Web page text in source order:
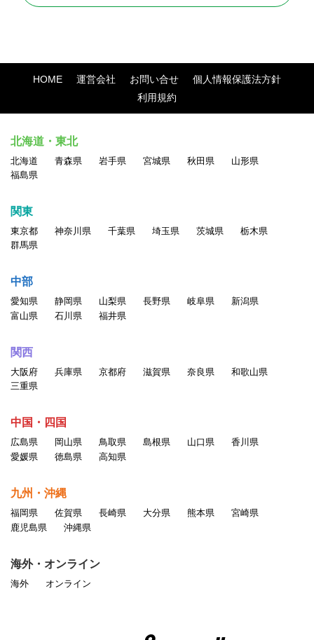
全且つ快適に取引を行って頂くために、以下に定める行為を禁
る行為
・他のユーザのアクセスまたは操作を妨害する行為
・サイト運営またはネットワーク・システムを妨害する行為
権、その他の権利を侵害する行為
・他のユーザに対する中傷、脅迫、いやがらせ、その他経済的
もしくは精神的損害または不利益を与える行為
・ポルノ、ヌード画像、その他一般の方が不快に感ずる画像、
言葉、その他の表現の掲載
・情報を改ざん・消去する行為、または事実に反する情報を送
・自分以外の人物を名乗ったり、代理権がないにもかかわらず
会社などの組織を名乗ったり、または他の人 物や組織と提
携、協力関係にあると偽ったりする行為。
・当サービスに関わる記載について、無断でそのコピー、複
製、アップロード、掲示、伝送、配布等をする行為
・同じアカウントを複数人で利用する行為
・その他公序良俗、一般常識に反する行為、当社が不適切と判
断した行為
めたしかるべき処置をとるものと
します。
●著作権について
作権を保有するものとします。
HOME 運営会社 お問い合せ
個人情報保護法方針
利用規約
北海道・東北
北海道 青森県 岩手県 宮城県 秋田県
山形県
福島県
関東
東京都 神奈川県 千葉県 埼玉県 茨城県
栃木県
群馬県
中部
愛知県 静岡県 山梨県 長野県 岐阜県
新潟県
富山県
石川県 福井県
関西
大阪府 兵庫県 京都府 滋賀県 奈良県
和歌山県
三重県
中国・四国
広島県 岡山県 鳥取県 島根県 山口県
香川県
愛媛県
徳島県 高知県
九州・沖縄
福岡県 佐賀県 長崎県 大分県 熊本県
宮崎県
鹿児島県
沖縄県
海外・オンライン
海外 オンライン